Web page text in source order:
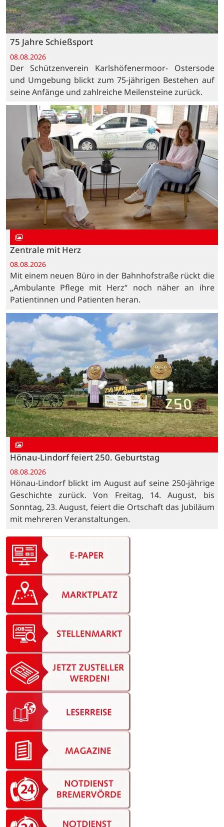
75 Jahre Schießsport
08.08.2026
Der Schützenverein Karlshöfenermoor- Ostersode
und Umgebung blickt zum 75-jährigen Bestehen auf
seine Anfänge und zahlreiche Meilensteine zurück.
Zentrale mit Herz
08.08.2026
Mit einem neuen Büro in der Bahnhofstraße rückt die
„Ambulante Pflege mit Herz“ noch näher an ihre
Patientinnen und Patienten heran.
Hönau-Lindorf feiert 250. Geburtstag
08.08.2026
Hönau-Lindorf blickt im August auf seine 250-jährige
Geschichte zurück. Von Freitag, 14. August, bis
Sonntag, 23. August, feiert die Ortschaft das Jubiläum
mit mehreren Veranstaltungen.